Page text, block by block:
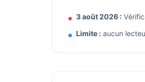
3 août 2026 :
Limite : aucun